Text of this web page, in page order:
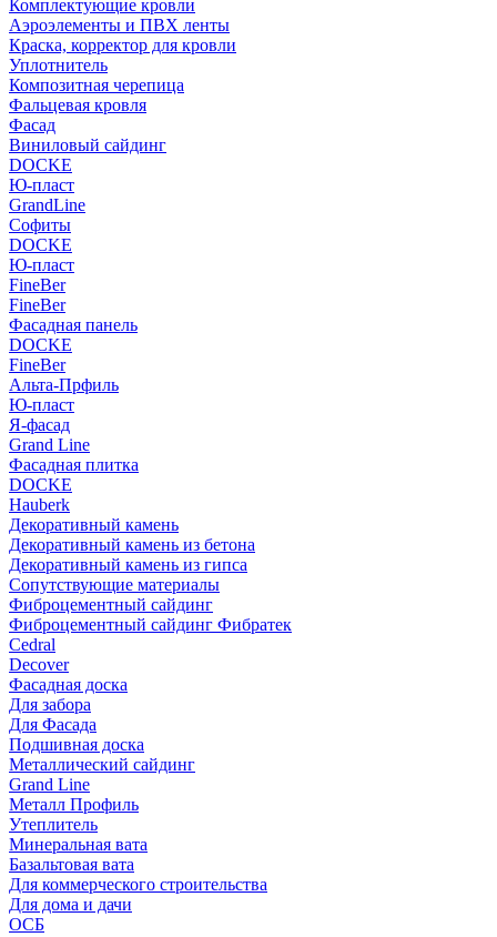
Комплектующие кровли
Аэроэлементы и ПВХ ленты
Краска, корректор для кровли
Уплотнитель
Композитная черепица
Фальцевая кровля
Фасад
Виниловый сайдинг
DOCKE
Ю-пласт
GrandLine
Софиты
DOCKE
Ю-пласт
FineBer
FineBer
Фасадная панель
DOCKE
FineBer
Альта-Прфиль
Ю-пласт
Я-фасад
Grand Line
Фасадная плитка
DOCKE
Hauberk
Декоративный камень
Декоративный камень из бетона
Декоративный камень из гипса
Сопутствующие материалы
Фиброцементный сайдинг
Фиброцементный сайдинг Фибратек
Cedral
Decover
Фасадная доска
Для забора
Для Фасада
Подшивная доска
Металлический сайдинг
Grand Line
Металл Профиль
Утеплитель
Минеральная вата
Базальтовая вата
Для коммерческого строительства
Для дома и дачи
ОСБ